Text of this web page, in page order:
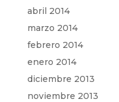
abril 2014
marzo 2014
febrero 2014
enero 2014
diciembre 2013
noviembre 2013